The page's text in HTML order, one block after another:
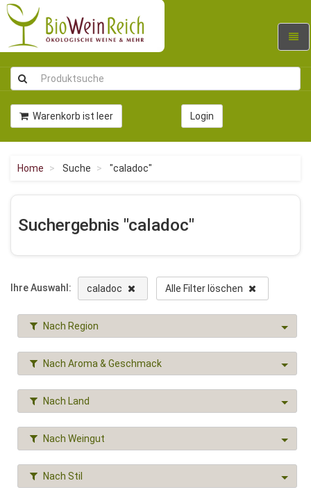
Warenkorb ist leer Login
Home Suche "caladoc"
Suchergebnis "caladoc"
Ihre Auswahl: caladoc Alle Filter löschen
Nach Region
Nach Aroma & Geschmack
Nach Land
Nach Weingut
Nach Stil